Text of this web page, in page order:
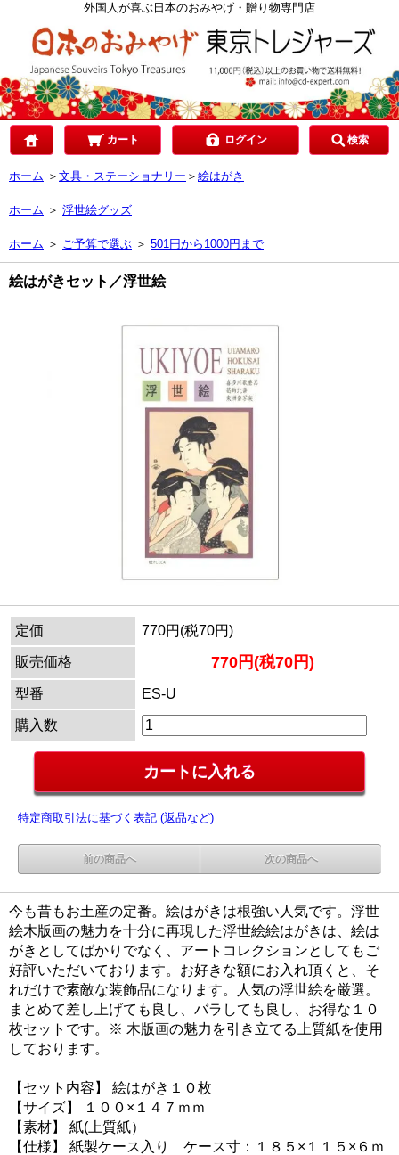
外国人が喜ぶ日本のおみやげ・贈り物専門店
カート ログイン 検索
ホーム ＞ 文具・ステーショナリー ＞ 絵はがき
ホーム ＞ 浮世絵グッズ
ホーム ＞ ご予算で選ぶ ＞ 501円から1000円まで
絵はがきセット／浮世絵
定価 770円(税70円)
販売価格 770円(税70円)
型番 ES-U
購入数
特定商取引法に基づく表記 (返品など)
前の商品へ 次の商品へ
今も昔もお土産の定番。絵はがきは根強い人気です。浮世
絵木版画の魅力を十分に再現した浮世絵絵はがきは、絵は
がきとしてばかりでなく、アートコレクションとしてもご
好評いただいております。お好きな額にお入れ頂くと、そ
れだけで素敵な装飾品になります。人気の浮世絵を厳選。
まとめて差し上げても良し、バラしても良し、お得な１０
枚セットです。※ 木版画の魅力を引き立てる上質紙を使用
しております。
【セット内容】 絵はがき１０枚
【サイズ】 １００×１４７ｍｍ
【素材】 紙(上質紙）
【仕様】 紙製ケース入り ケース寸：１８５×１１５×６ｍ
ご予算で選ぶ
贈り先で選ぶ